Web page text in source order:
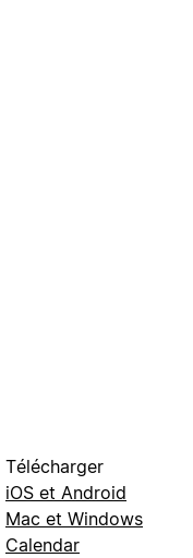
Télécharger
iOS et Android
Mac et Windows
Calendar